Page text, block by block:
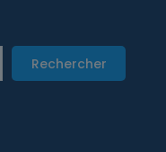
Rechercher